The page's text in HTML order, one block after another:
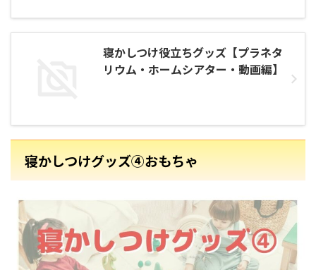
寝かしつけ役立ちグッズ【プラネタ
リウム・ホームシアター・動画編】
寝かしつけグッズ④おもちゃ